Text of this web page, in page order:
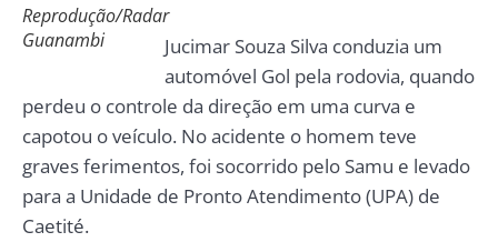
Reprodução/Radar
Guanambi
Jucimar Souza Silva conduzia um
automóvel Gol pela rodovia, quando
perdeu o controle da direção em uma curva e
capotou o veículo. No acidente o homem teve
graves ferimentos, foi socorrido pelo Samu e levado
para a Unidade de Pronto Atendimento (UPA) de
Caetité.